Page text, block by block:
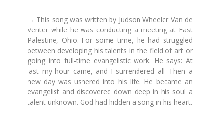
→ This song was written by Judson Wheeler Van de
Venter while he was conducting a meeting at East
Palestine, Ohio. For some time, he had struggled
between developing his talents in the field of art or
going into full-time evangelistic work. He says: At
last my hour came, and I surrendered all. Then a
new day was ushered into his life. He became an
evangelist and discovered down deep in his soul a
talent unknown. God had hidden a song in his heart.